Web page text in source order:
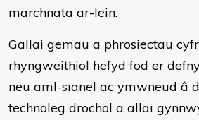
marchnata ar-lein.
Gallai gemau a phrosiectau
rhyngweithiol hefyd fod er
neu aml-sianel ac ymwneud â
technoleg drochol a allai